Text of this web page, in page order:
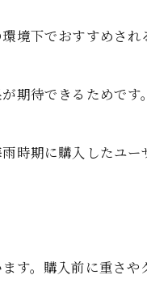
境下でおすすめされ
期待できるためです
時期に購入したユー
す。購入前に重さや